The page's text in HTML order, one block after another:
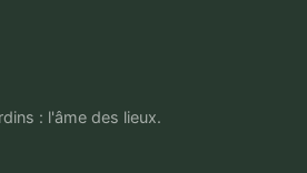
: l'âme des lieux.